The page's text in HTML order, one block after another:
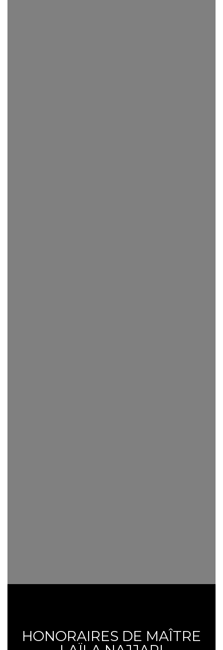
HONORAIRES DE MAÎTRE